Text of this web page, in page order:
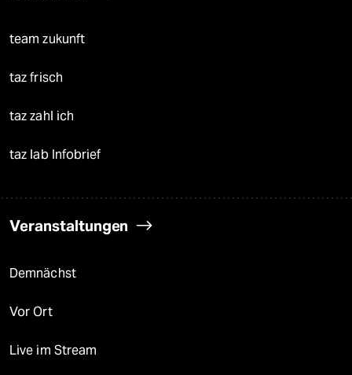
team zukunft
taz frisch
taz zahl ich
taz lab Infobrief
Veranstaltungen
Demnächst
Vor Ort
Live im Stream